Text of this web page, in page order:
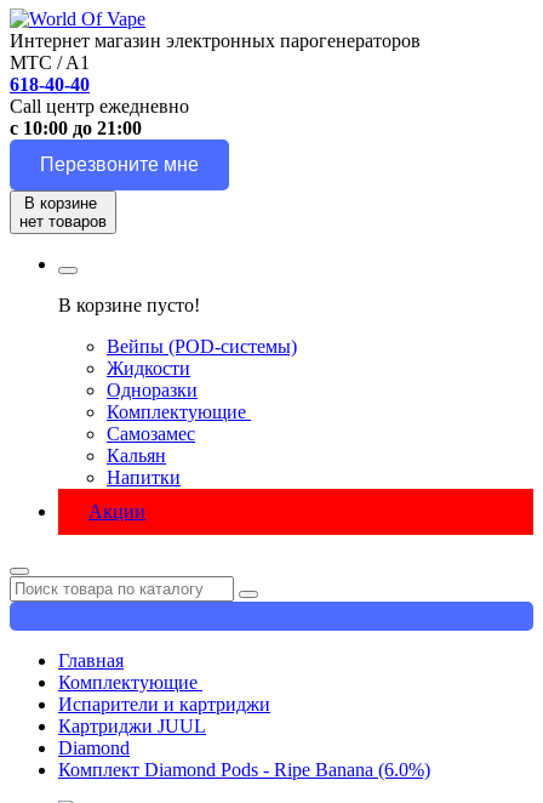
Интернет магазин электронных парогенераторов
MTC / A1
618-40-40
Call центр ежедневно
с 10:00 до 21:00
Перезвоните мне
В корзине
нет товаров
В корзине пусто!
Вейпы (POD-системы)
Жидкости
Одноразки
Комплектующие
Самозамес
Кальян
Напитки
Акции
Главная
Комплектующие
Испарители и картриджи
Картриджи JUUL
Diamond
Комплект Diamond Pods - Ripe Banana (6.0%)